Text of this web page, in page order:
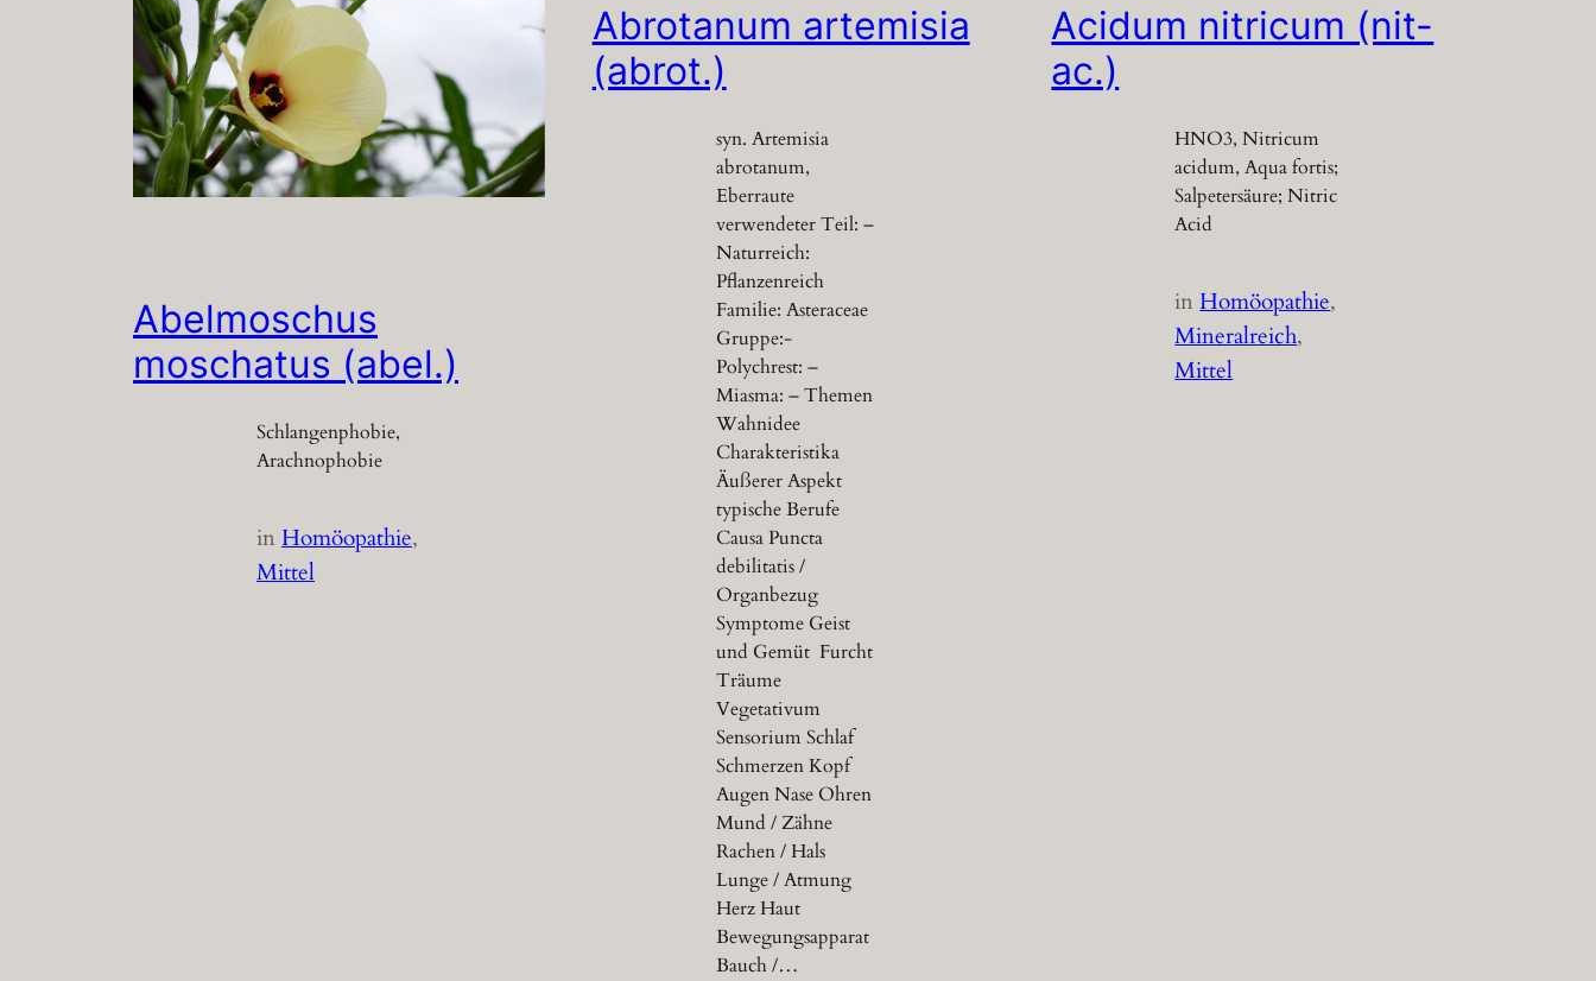
Abelmoschus
moschatus (abel.)
Schlangenphobie,
Arachnophobie
inHomöopathie
Mittel
Abrotanum artemisia
(abrot.)
syn. Artemisia
abrotanum,
Eberraute
verwendeter Teil: –
Naturreich:
Pflanzenreich
Familie: Asteraceae
Gruppe:-
Polychrest: –
Miasma: – Themen
Wahnidee
Charakteristika
Äußerer Aspekt
typische Berufe
Causa Puncta
debilitatis /
Organbezug
Symptome Geist
und Gemüt Furcht
Träume
Vegetativum
Sensorium Schlaf
Schmerzen Kopf
Augen Nase Ohren
Mund / Zähne
Rachen / Hals
Lunge / Atmung
Herz Haut
Bewegungsapparat
Bauch /…
Acidum nitricum (nit-
ac.)
HNO3, Nitricum
acidum, Aqua fortis;
Salpetersäure; Nitric
Acid
inHomöopathie
Mineralreich
Mittel